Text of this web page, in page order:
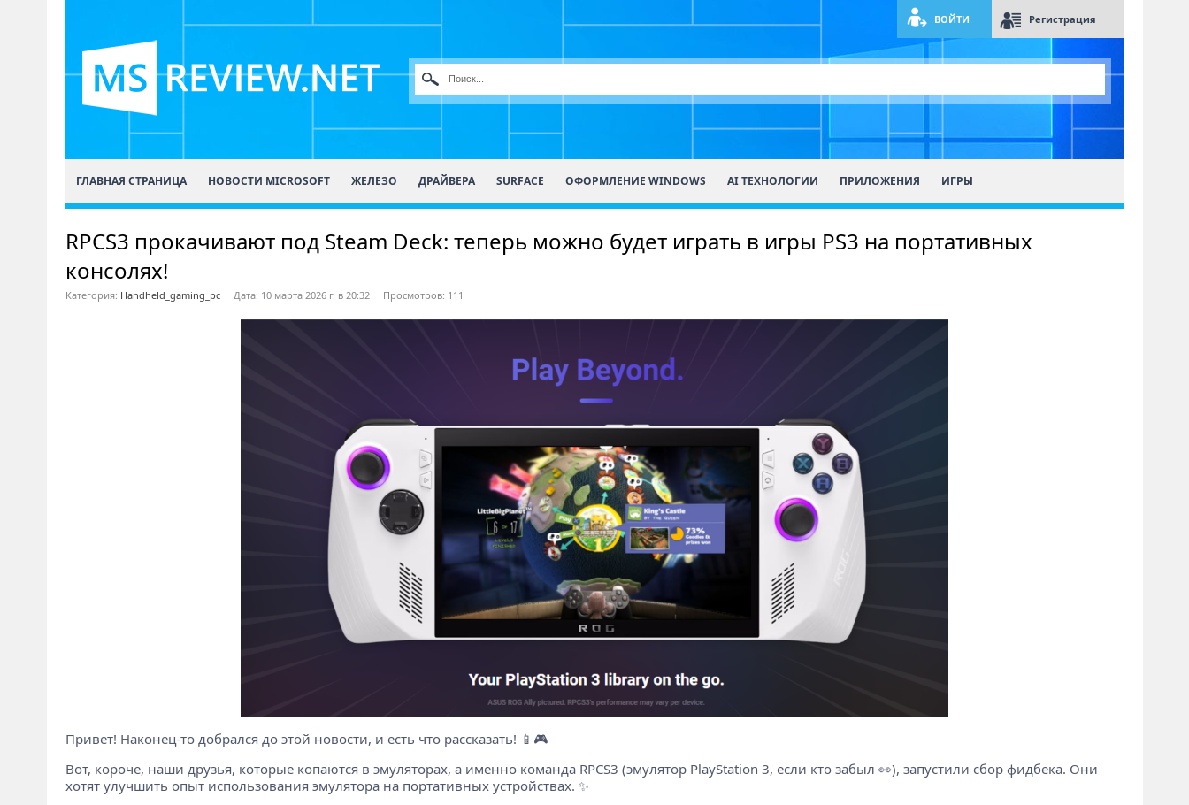
ВОЙТИ Регистрация
ГЛАВНАЯ СТРАНИЦА НОВОСТИ MICROSOFT ЖЕЛЕЗО ДРАЙВЕРА SURFACE ОФОРМЛЕНИЕ WINDOWS AI ТЕХНОЛОГИИ ПРИЛОЖЕНИЯ ИГРЫ
RPCS3 прокачивают под Steam Deck: теперь можно будет играть в игры PS3 на портативных
консолях!
Категория: Handheld_gaming_pc Дата: 10 марта 2026 г. в 20:32 Просмотров: 111
Привет! Наконец-то добрался до этой новости, и есть что рассказать! 📱🎮
Вот, короче, наши друзья, которые копаются в эмуляторах, а именно команда RPCS3 (эмулятор PlayStation 3, если кто забыл 👀), запустили сбор фидбека. Они
хотят улучшить опыт использования эмулятора на портативных устройствах. ✨